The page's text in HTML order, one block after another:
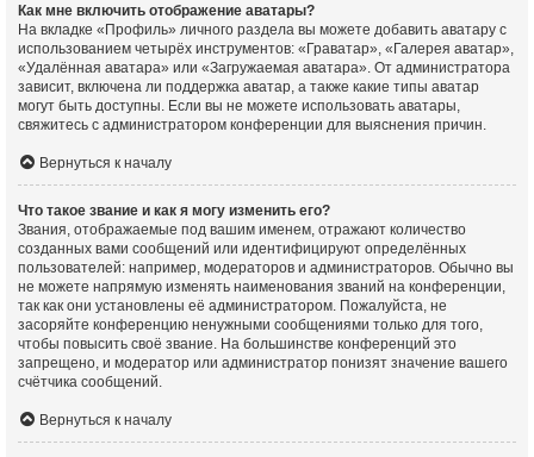
Как мне включить отображение аватары?
На вкладке «Профиль» личного раздела вы можете добавить аватару с
использованием четырёх инструментов: «Граватар», «Галерея аватар»,
«Удалённая аватара» или «Загружаемая аватара». От администратора
зависит, включена ли поддержка аватар, а также какие типы аватар
могут быть доступны. Если вы не можете использовать аватары,
свяжитесь с администратором конференции для выяснения причин.
Вернуться к началу
Что такое звание и как я могу изменить его?
Звания, отображаемые под вашим именем, отражают количество
созданных вами сообщений или идентифицируют определённых
пользователей: например, модераторов и администраторов. Обычно вы
не можете напрямую изменять наименования званий на конференции,
так как они установлены её администратором. Пожалуйста, не
засоряйте конференцию ненужными сообщениями только для того,
чтобы повысить своё звание. На большинстве конференций это
запрещено, и модератор или администратор понизят значение вашего
счётчика сообщений.
Вернуться к началу